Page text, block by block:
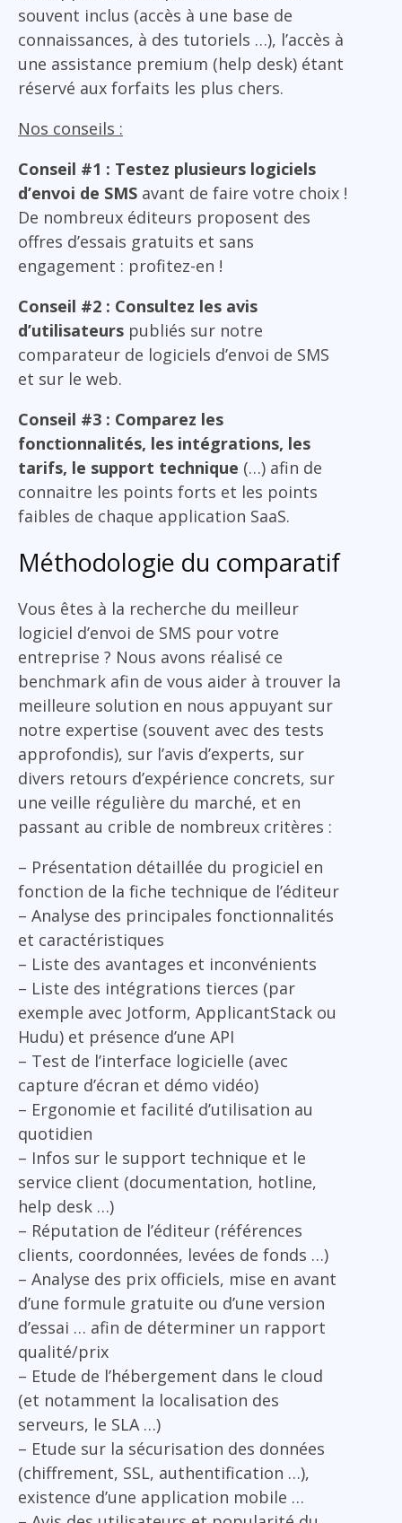
souvent inclus (accès à une base de
connaissances, à des tutoriels …), l’accès à
une assistance premium (help desk) étant
réservé aux forfaits les plus chers.
Nos conseils :
Conseil #1 : Testez plusieurs logiciels
d’envoi de SMS avant de faire votre choix !
De nombreux éditeurs proposent des
offres d’essais gratuits et sans
engagement : profitez-en !
Conseil #2 : Consultez les avis
d’utilisateurs publiés sur notre
comparateur de logiciels d’envoi de SMS
et sur le web.
Conseil #3 : Comparez les
fonctionnalités, les intégrations, les
tarifs, le support technique (…) afin de
connaitre les points forts et les points
faibles de chaque application SaaS.
Méthodologie du comparatif
Vous êtes à la recherche du meilleur
logiciel d’envoi de SMS pour votre
entreprise ? Nous avons réalisé ce
benchmark afin de vous aider à trouver la
meilleure solution en nous appuyant sur
notre expertise (souvent avec des tests
approfondis), sur l’avis d’experts, sur
divers retours d’expérience concrets, sur
une veille régulière du marché, et en
passant au crible de nombreux critères :
– Présentation détaillée du progiciel en
fonction de la fiche technique de l’éditeur
– Analyse des principales fonctionnalités
et caractéristiques
– Liste des avantages et inconvénients
– Liste des intégrations tierces (par
exemple avec Jotform, ApplicantStack ou
Hudu) et présence d’une API
– Test de l’interface logicielle (avec
capture d’écran et démo vidéo)
– Ergonomie et facilité d’utilisation au
quotidien
– Infos sur le support technique et le
service client (documentation, hotline,
help desk …)
– Réputation de l’éditeur (références
clients, coordonnées, levées de fonds …)
– Analyse des prix officiels, mise en avant
d’une formule gratuite ou d’une version
d’essai … afin de déterminer un rapport
qualité/prix
– Etude de l’hébergement dans le cloud
(et notamment la localisation des
serveurs, le SLA …)
– Etude sur la sécurisation des données
(chiffrement, SSL, authentification …),
existence d’une application mobile …